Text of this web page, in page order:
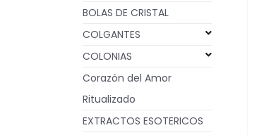
BOLAS DE CRISTAL
COLGANTES
COLONIAS
Corazón del Amor
Ritualizado
EXTRACTOS ESOTERICOS